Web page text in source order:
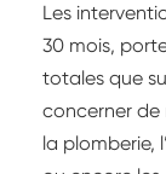
Les
30 mois,
totales que
concerner de
la plomberie,